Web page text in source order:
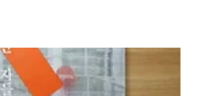
학교가 보이네요. 우와, 학교 앞에 플
라겠지?' 그런 허무맹랑한 상상을 하며
래카드에 나오는 것도 기분 좋네요. 근
네요. 제 사진에 오은 시인의 이름이, 오